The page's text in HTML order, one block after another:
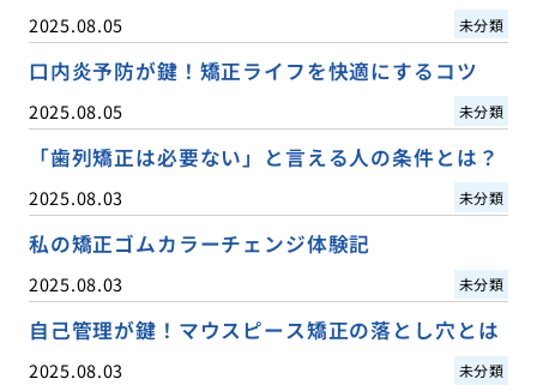
2025.08.05 未分類
口内炎予防が鍵！矯正ライフを快適にするコツ
2025.08.05 未分類
「歯列矯正は必要ない」と言える人の条件とは？
2025.08.03 未分類
私の矯正ゴムカラーチェンジ体験記
2025.08.03 未分類
自己管理が鍵！マウスピース矯正の落とし穴とは
2025.08.03 未分類